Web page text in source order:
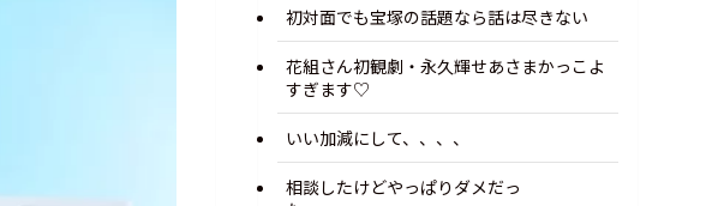
初対面でも宝塚の話題なら話は尽きない
花組さん初観劇・永久輝せあさまかっこよ
すぎます♡
いい加減にして、、、、
相談したけどやっぱりダメだっ